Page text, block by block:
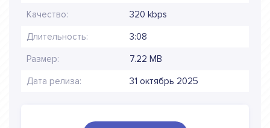
Качество: 320 kbps
Длительность: 3:08
Размер: 7.22 MB
Дата релиза: 31 октябрь 2025